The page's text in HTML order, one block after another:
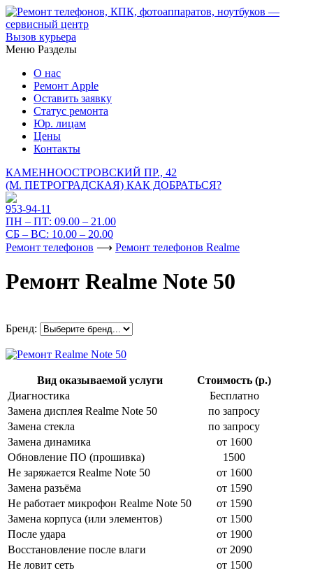
Вызов курьера
Меню Разделы
О нас
Ремонт Apple
Оставить заявку
Статус ремонта
Юр. лицам
Цены
Контакты
КАМЕННООСТРОВСКИЙ ПР., 42
(М. ПЕТРОГРАДСКАЯ) КАК ДОБРАТЬСЯ?
953-94-11
ПН – ПТ: 09.00 – 21.00
СБ – ВС: 10.00 – 20.00
Ремонт телефонов ⟶ Ремонт телефонов Realme
Ремонт Realme Note 50
Бренд:
Вид оказываемой услуги
Стоимость (р.)
Диагностика
Бесплатно
Замена дисплея Realme Note 50
по запросу
Замена стекла
по запросу
Замена динамика
от 1600
Обновление ПО (прошивка)
1500
Не заряжается Realme Note 50
от 1600
Замена разъёма
от 1590
Не работает микрофон Realme Note 50
от 1590
Замена корпуса (или элементов)
от 1500
После удара
от 1900
Восстановление после влаги
от 2090
Не ловит сеть
от 1500